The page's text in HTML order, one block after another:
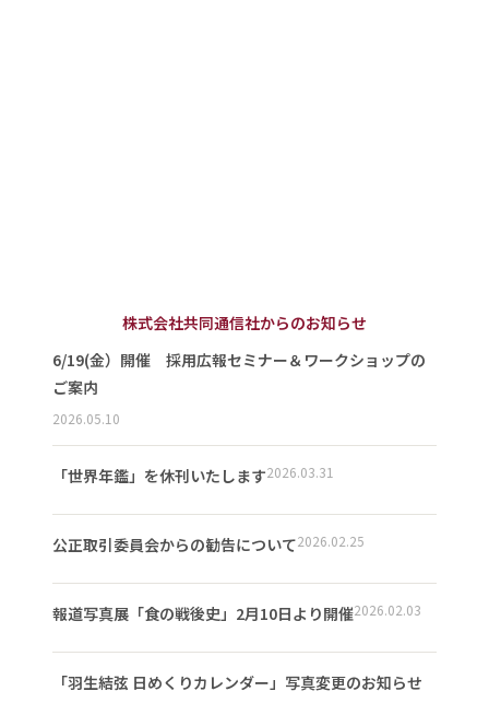
株式会社共同通信社からのお知らせ
6/19(金）開催 採用広報セミナー＆ワークショップの
ご案内
2026.05.10
「世界年鑑」を休刊いたします2026.03.31
公正取引委員会からの勧告について2026.02.25
報道写真展「食の戦後史」2月10日より開催2026.02.03
「羽生結弦 日めくりカレンダー」写真変更のお知らせ